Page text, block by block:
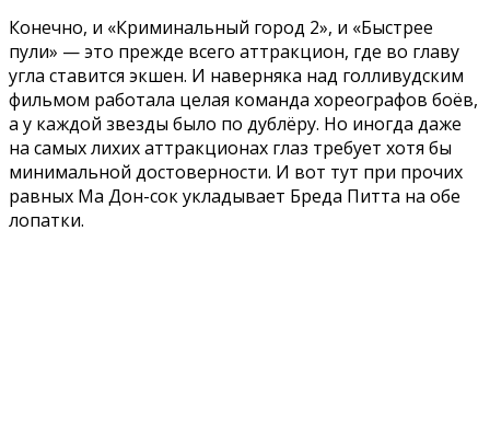
Конечно, и «Криминальный город 2», и «Быстрее
пули» — это прежде всего аттракцион, где во главу
угла ставится экшен. И наверняка над голливудским
фильмом работала целая команда хореографов боёв,
а у каждой звезды было по дублёру. Но иногда даже
на самых лихих аттракционах глаз требует хотя бы
минимальной достоверности. И вот тут при прочих
равных Ма Дон-сок укладывает Бреда Питта на обе
лопатки.